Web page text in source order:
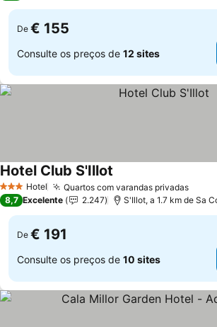
De € 155
Consulte os preços de 12 sites
3 EstrelasHotel Quartos com varandas privadasVer
Hotel Club S'Illot
8,7 Excelente 2.247 S'Illot, a 1.7 km de Sa
De € 191
Consulte os preços de 10 sites